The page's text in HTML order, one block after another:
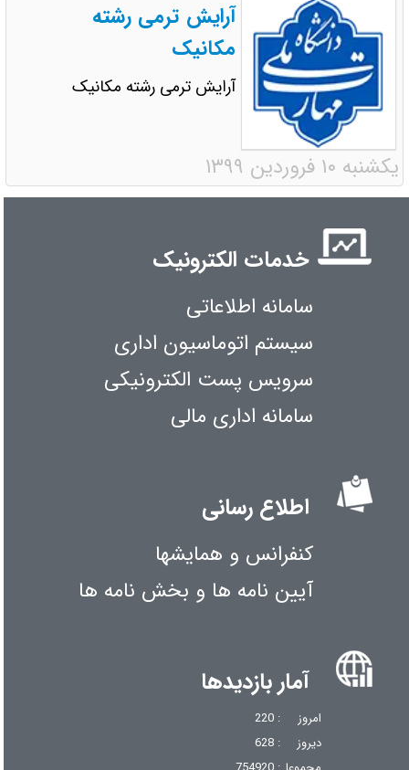
آرایش ترمی رشته
مکانیک
آرایش ترمی رشته مکانیک
یکشنبه ۱۰ فروردین ۱۳۹۹
خدمات الکترونیک
سامانه اطلاعاتی
سیستم اتوماسیون اداری
سرویس پست الکترونیکی
سامانه اداری مالی
اطلاع رسانی
کنفرانس و همایشها
آیین نامه ها و بخش نامه ها
آمار بازدیدها
امروز
: 220
دیروز
: 628